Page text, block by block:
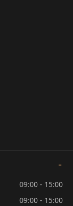
09:00 - 15:00
09:00 - 15:00